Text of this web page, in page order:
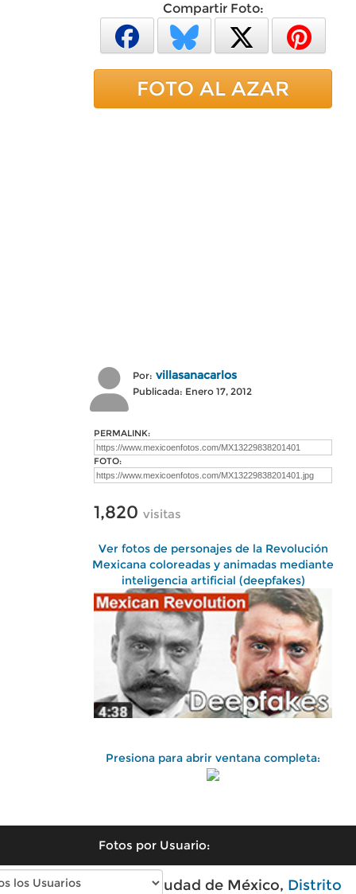
Compartir Foto:
FOTO AL AZAR
Por: villasanacarlos
Publicada: Enero 17, 2012
PERMALINK:
FOTO:
1,820 visitas
Ver fotos de personajes de la Revolución
Mexicana coloreadas y animadas mediante
inteligencia artificial (deepfakes)
Presiona para abrir ventana completa:
Fotos por Usuario:
Fotos antiguas de Ciudad de México, Distrito